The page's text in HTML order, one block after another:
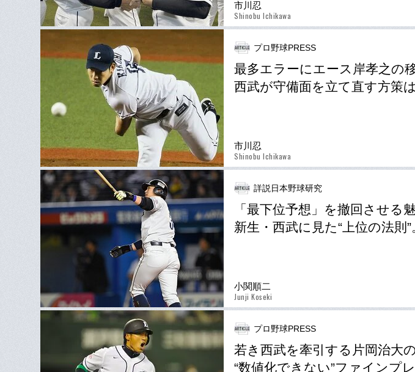
市川忍
Shinobu Ichikawa
プロ野球PRESS
最多エラーにエース岸孝之の移
西武が守備面を立て直す方策
市川忍
Shinobu Ichikawa
詳説日本野球研究
「最下位予想」を撤回させる魅
新生・西武に見た“上位の法則”
小関順二
Junji Koseki
プロ野球PRESS
若き西武を牽引する片岡治大の
“数値化できない”ファインプレ